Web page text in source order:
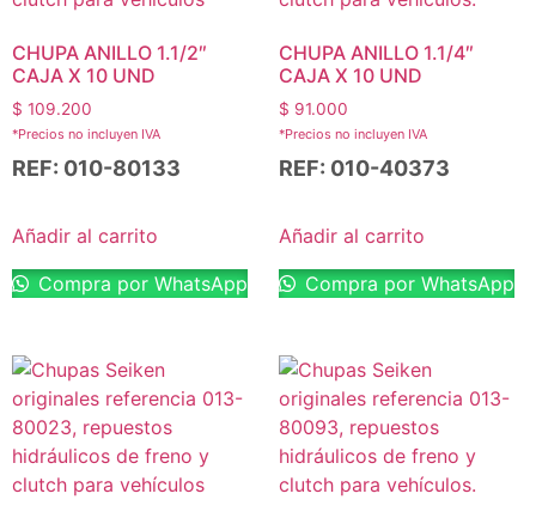
CHUPA ANILLO 1.1/2″
CAJA X 10 UND
$ 109.200
*Precios no incluyen IVA
REF: 010-80133
Añadir al carrito
Compra por WhatsApp
CHUPA ANILLO 1.1/4″
CAJA X 10 UND
$ 91.000
*Precios no incluyen IVA
REF: 010-40373
Añadir al carrito
Compra por WhatsApp